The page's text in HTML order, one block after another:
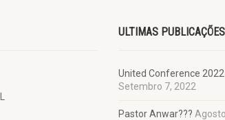
ULTIMAS PUBLICAÇÕES
United Conference
Setembro 7, 2022
Pastor Anwar???